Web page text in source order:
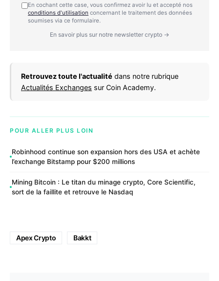
En cochant cette case, vous confirmez avoir lu et accepté nos
conditions d'utilisation concernant le traitement des données
soumises via ce formulaire.
En savoir plus sur notre newsletter crypto →
Retrouvez toute l'actualité dans notre rubrique
Actualités Exchanges sur Coin Academy.
POUR ALLER PLUS LOIN
Robinhood continue son expansion hors des USA et achète
l’exchange Bitstamp pour $200 millions
Mining Bitcoin : Le titan du minage crypto, Core Scientific,
sort de la faillite et retrouve le Nasdaq
Apex Crypto Bakkt